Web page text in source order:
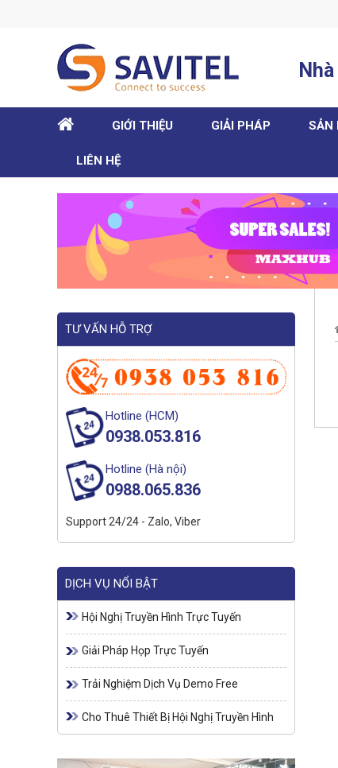
HOME GIỚI THIỆU GIẢI PHÁP SẢN
LIÊN HỆ
TƯ VẤN HỖ TRỢ
Hotline (HCM)
0938.053.816
Hotline (Hà nội)
0988.065.836
Support 24/24 - Zalo, Viber
DỊCH VỤ NỔI BẬT
Hội Nghị Truyền Hình Trực Tuyến
Giải Pháp Họp Trực Tuyến
Trải Nghiệm Dịch Vụ Demo Free
Cho Thuê Thiết Bị Hội Nghị Truyền Hình